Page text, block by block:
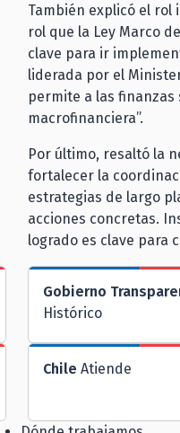
También explicó el rol
rol que la Ley Marco
clave para ir
liderada por el
permite a las
macrofinanciera”.
Por último, resaltó la
fortalecer la
estrategias de largo
acciones concretas.
logrado es clave para
Gobierno
Histórico
Chile Atiende